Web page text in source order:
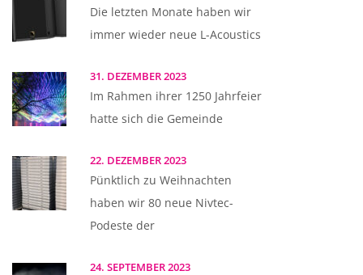
Die letzten Monate haben wir
immer wieder neue L-Acoustics
31. DEZEMBER 2023
Im Rahmen ihrer 1250 Jahrfeier
hatte sich die Gemeinde
22. DEZEMBER 2023
Pünktlich zu Weihnachten
haben wir 80 neue Nivtec-
Podeste der
24. SEPTEMBER 2023